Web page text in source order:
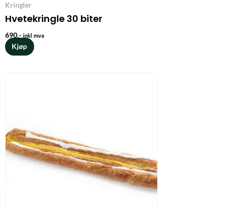
Kringler
Hvetekringle 30 biter
690,- inkl mva
Kjøp